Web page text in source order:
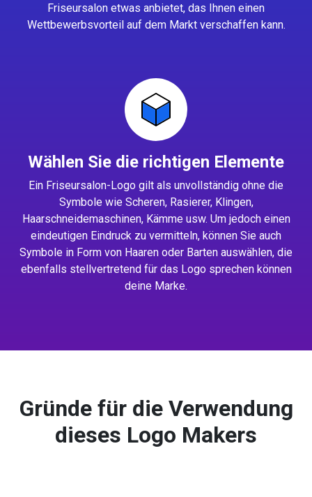
Friseursalon etwas anbietet, das Ihnen einen
Wettbewerbsvorteil auf dem Markt verschaffen kann.
Wählen Sie die richtigen Elemente
Ein Friseursalon-Logo gilt als unvollständig ohne die
Symbole wie Scheren, Rasierer, Klingen,
Haarschneidemaschinen, Kämme usw. Um jedoch einen
eindeutigen Eindruck zu vermitteln, können Sie auch
Symbole in Form von Haaren oder Barten auswählen, die
ebenfalls stellvertretend für das Logo sprechen können
deine Marke.
Gründe für die Verwendung
dieses Logo Makers